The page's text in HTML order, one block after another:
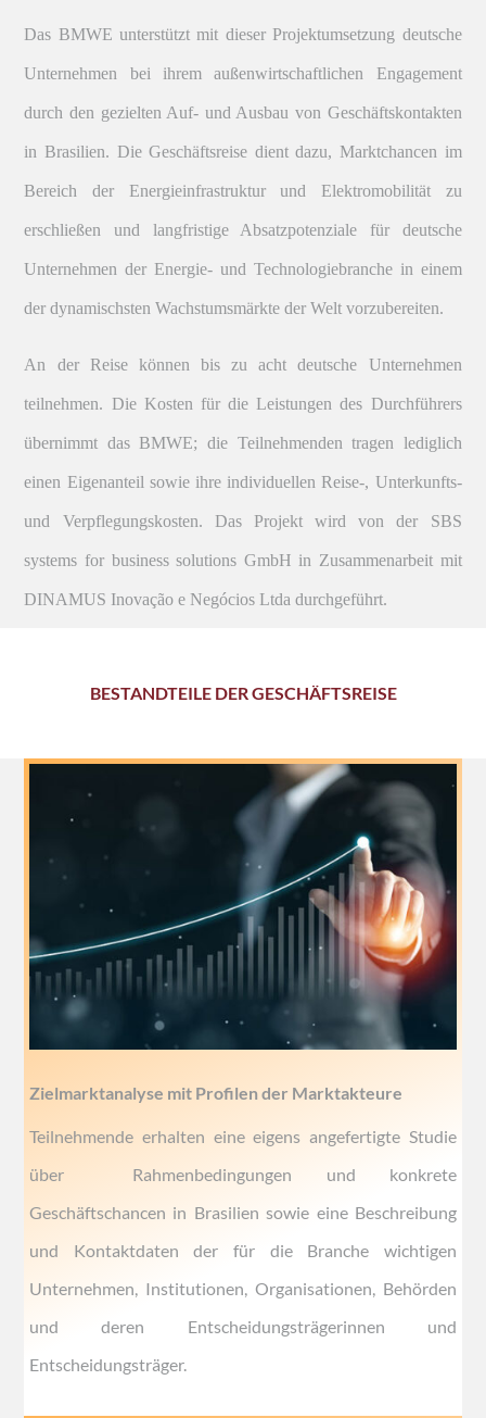
Das BMWE unterstützt mit dieser Projektumsetzung deutsche
Unternehmen bei ihrem außenwirtschaftlichen Engagement
durch den gezielten Auf- und Ausbau von Geschäftskontakten
in Brasilien. Die Geschäftsreise dient dazu, Marktchancen im
Bereich der Energieinfrastruktur und Elektromobilität zu
erschließen und langfristige Absatzpotenziale für deutsche
Unternehmen der Energie- und Technologiebranche in einem
der dynamischsten Wachstumsmärkte der Welt vorzubereiten.
An der Reise können bis zu acht deutsche Unternehmen
teilnehmen. Die Kosten für die Leistungen des Durchführers
übernimmt das BMWE; die Teilnehmenden tragen lediglich
einen Eigenanteil sowie ihre individuellen Reise-, Unterkunfts-
und Verpflegungskosten. Das Projekt wird von der SBS
systems for business solutions GmbH in Zusammenarbeit mit
DINAMUS Inovação e Negócios Ltda durchgeführt.
BESTANDTEILE DER GESCHÄFTSREISE
Zielmarktanalyse mit Profilen der Marktakteure
Teilnehmende erhalten eine eigens angefertigte Studie
über Rahmenbedingungen und konkrete
Geschäftschancen in Brasilien sowie eine Beschreibung
und Kontaktdaten der für die Branche wichtigen
Unternehmen, Institutionen, Organisationen, Behörden
und deren Entscheidungsträgerinnen und
Entscheidungsträger.